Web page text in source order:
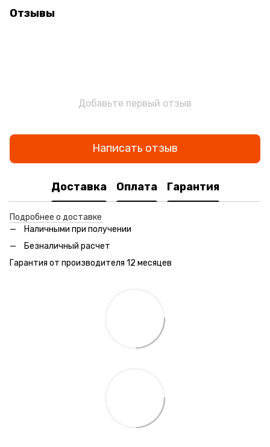
Отзывы
Добавьте первый отзыв
Написать отзыв
Доставка Оплата Гарантия
Подробнее о доставке
Наличными при получении
Безналичный расчет
Гарантия от производителя 12 месяцев